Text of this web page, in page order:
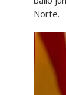
Norte.